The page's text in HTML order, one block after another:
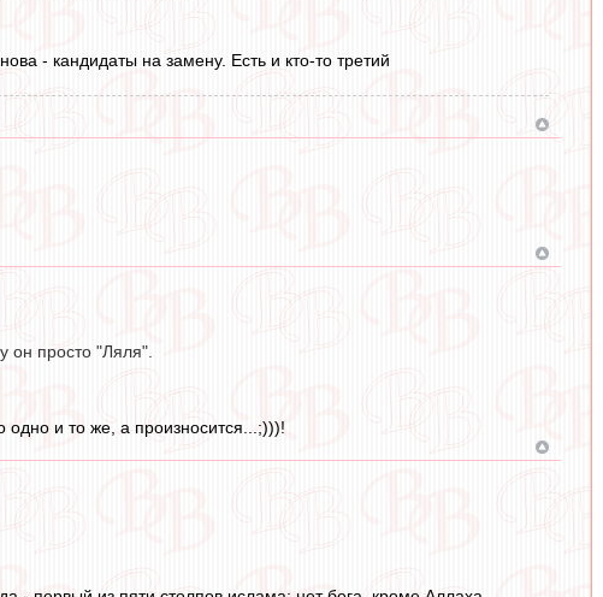
- кандидаты на замену. Есть и кто-то третий
он просто "Ляля".
одно и то же, а произносится...;)))!